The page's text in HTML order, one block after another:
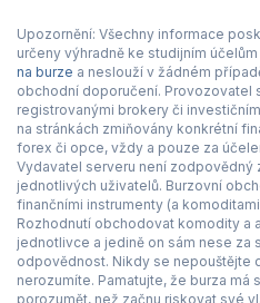
Upozornění: Všechny informace
určeny výhradně ke studijním
na burze a neslouží v žádném
obchodní doporučení. Provozovatel
registrovanými brokery či
na stránkách zmiňovány konkrétní
forex či opce, vždy a pouze za
Vydavatel serveru není zodpovědný
jednotlivých uživatelů. Burzovní
finančními instrumenty (a
Rozhodnutí obchodovat komodity a
jednotlivce a jedině on sám nese za
odpovědnost. Nikdy se nepouštějte
nerozumíte. Pamatujte, že burza má
porozumět, než začnu riskovat své